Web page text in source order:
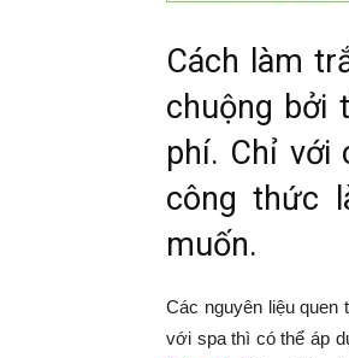
Cách làm
chuộng bởi
phí. Chỉ với
công thức
muốn.
Các nguyên liệu quen
với spa thì có thể áp